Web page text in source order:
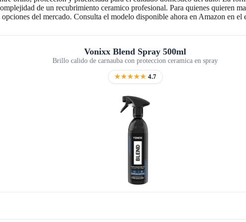
de un recubrimiento ceramico profesional. Para quienes quieren
del mercado. Consulta el modelo disponible ahora en Amazon en el
Vonixx Blend Spray 500ml
Brillo calido de carnauba con proteccion ceramica en spray
★★★★★ 4.7